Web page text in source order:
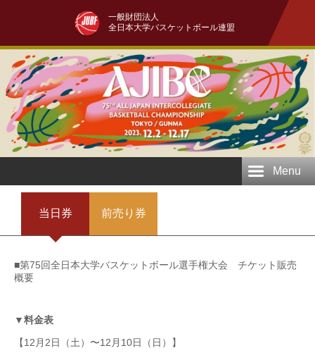
一般財団法人
全日本大学バスケットボール連盟
Menu
当日券 前売り券
■第75回全日本大学バスケットボール選手権大会 チケット販売
概要
▼ 料金表
【12月2日（土）〜12月10日（日）】